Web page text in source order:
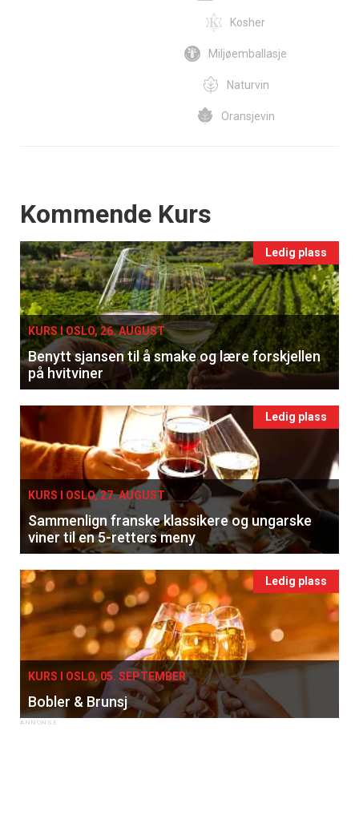
Kosher
Miljøemballasje
Naturvin
Oransjevin
Events
Kommende Kurs
Ledig plass
KURS I OSLO, 26. AUGUST
Benytt sjansen til å smake og lære forskjellen
på hvitviner
Ledig plass
KURS I OSLO, 27. AUGUST
Sammenlign franske klassikere og ungarske
viner til en 5-retters meny
Ledig plass
KURS I OSLO, 05. SEPTEMBER
Bobler & Brunsj